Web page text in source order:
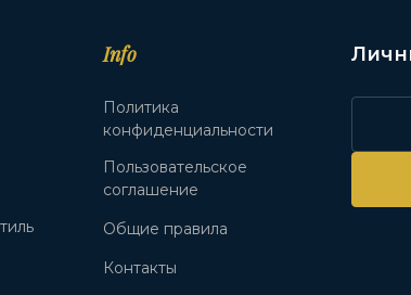
Info
Политика
конфиденциальности
Пользовательское
соглашение
Общие правила
Контакты